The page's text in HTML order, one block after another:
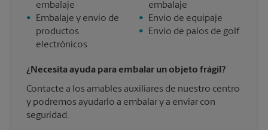
embalaje
•
Embalaje y envío de
productos
electrónicos
embalaje
•
Envío de equipaje
•
Envío de palos de golf
¿Necesita ayuda para embalar un objeto frágil?
Contacte a los amables auxiliares de nuestro centro
y podremos ayudarlo a embalar y a enviar con
seguridad.